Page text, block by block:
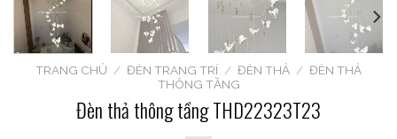
TRANG CHỦ / ĐÈN TRANG TRÍ / ĐÈN THẢ / ĐÈN THẢ
THÔNG TẦNG
Đèn thả thông tầng THD22323T23